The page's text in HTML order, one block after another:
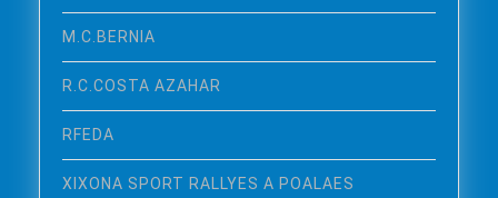
M.C.BERNIA
R.C.COSTA AZAHAR
RFEDA
XIXONA SPORT RALLYES A POALAES